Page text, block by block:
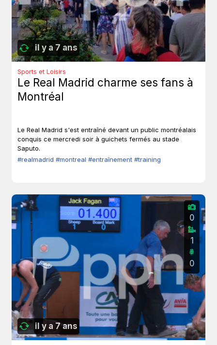
il y a 7 ans
Sports et Loisirs
Le Real Madrid charme ses fans à
Montréal
Le Real Madrid s'est entraîné devant un public montréalais
conquis ce mercredi soir à guichets fermés au stade
Saputo.
#realmadrid #montreal #entraînement #training
il y a 7 ans
0
1
0